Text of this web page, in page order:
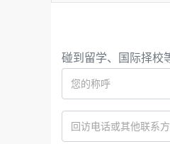
碰到留学、国际择校